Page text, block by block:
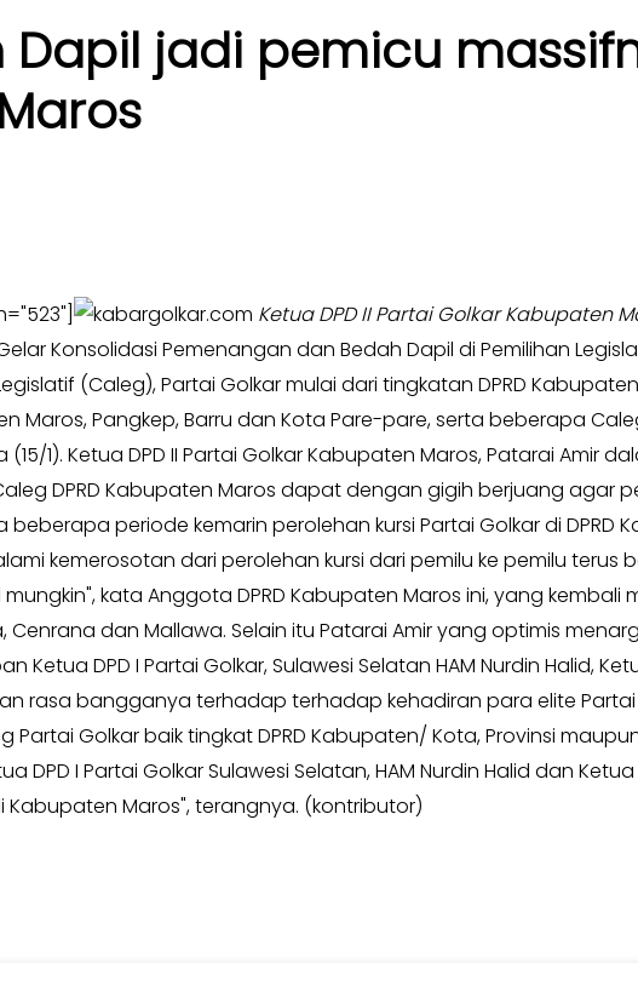
Dapil jadi pemicu
Ketua DPD II Partai Golkar Kabupaten
Konsolidasi Pemenangan dan Bedah Dapil di Pemilihan
(Caleg), Partai Golkar mulai dari tingkatan DPRD Kabupaten
Pangkep, Barru dan Kota Pare-pare, serta beberapa Caleg
1). Ketua DPD II Partai Golkar Kabupaten Maros, Patarai Amir
DPRD Kabupaten Maros dapat dengan gigih berjuang agar
periode kemarin perolehan kursi Partai Golkar di DPRD
kemerosotan dari perolehan kursi dari pemilu ke pemilu terus
kata Anggota DPRD Kabupaten Maros ini, yang kembali
dan Mallawa. Selain itu Patarai Amir yang optimis
Ketua DPD I Partai Golkar, Sulawesi Selatan HAM Nurdin Halid,
rasa bangganya terhadap terhadap kehadiran para elite Partai
Golkar baik tingkat DPRD Kabupaten/ Kota, Provinsi maupun
I Partai Golkar Sulawesi Selatan, HAM Nurdin Halid dan
Maros", terangnya. (kontributor)